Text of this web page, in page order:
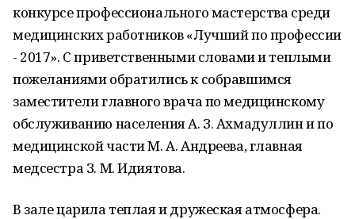
конкурсе профессионального мастерства среди
медицинских работников «Лучший по профессии
- 2017». С приветственными словами и теплыми
пожеланиями обратились к собравшимся
заместители главного врача по медицинскому
обслуживанию населения А. З. Ахмадуллин и по
медицинской части М. А. Андреева, главная
медсестра З. М. Идиятова.
В зале царила теплая и дружеская атмосфера.